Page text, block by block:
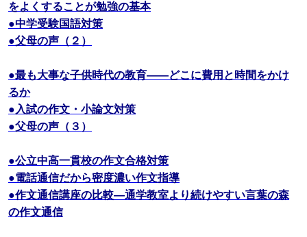
をよくすることが勉強の基本
●中学受験国語対策
●父母の声（２）
●最も大事な子供時代の教育――どこに費用と時間をかけ
るか
●入試の作文・小論文対策
●父母の声（３）
●公立中高一貫校の作文合格対策
●電話通信だから密度濃い作文指導
●作文通信講座の比較―通学教室より続けやすい言葉の森
の作文通信